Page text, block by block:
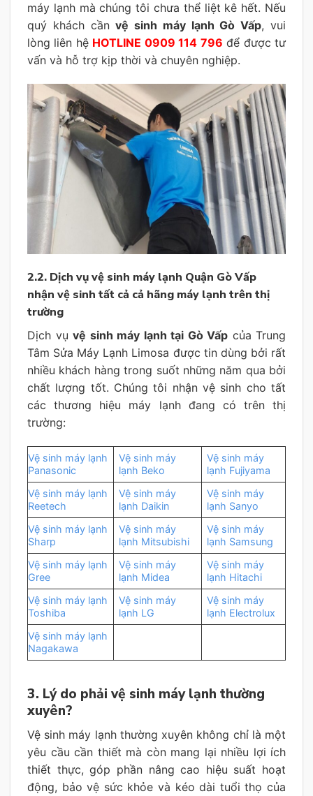
máy lạnh mà chúng tôi chưa thể liệt kê hết. Nếu
quý khách cầnvệ sinh máy lạnh Gò Vấp, vui
lòng liên hệ HOTLINE 0909 114 796 để được tư
vấn và hỗ trợ kịp thời và chuyên nghiệp.
2.2. Dịch vụ vệ sinh máy lạnh Quận Gò Vấp
nhận vệ sinh tất cả cả hãng máy lạnh trên thị
trường
Dịch vụ vệ sinh máy lạnh tại Gò Vấp của Trung
Tâm Sửa Máy Lạnh Limosa được tin dùng bởi rất
nhiều khách hàng trong suốt những năm qua bởi
chất lượng tốt. Chúng tôi nhận vệ sinh cho tất
các thương hiệu máy lạnh đang có trên thị
trường:
Vệ sinh máy lạnh
Panasonic
Vệ sinh máy
lạnh Beko
Vệ sinh máy
lạnh Fujiyama
Vệ sinh máy lạnh
Reetech
Vệ sinh máy
lạnh Daikin
Vệ sinh máy
lạnh Sanyo
Vệ sinh máy lạnh
Sharp
Vệ sinh máy
lạnh Mitsubishi
Vệ sinh máy
lạnh Samsung
Vệ sinh máy lạnh
Gree
Vệ sinh máy
lạnh Midea
Vệ sinh máy
lạnh Hitachi
Vệ sinh máy lạnh
Toshiba
Vệ sinh máy
lạnh LG
Vệ sinh máy
lạnh Electrolux
Vệ sinh máy lạnh
Nagakawa
3. Lý do phải vệ sinh máy lạnh thường
xuyên?
Vệ sinh máy lạnh thường xuyên không chỉ là một
yêu cầu cần thiết mà còn mang lại nhiều lợi ích
thiết thực, góp phần nâng cao hiệu suất hoạt
động, bảo vệ sức khỏe và kéo dài tuổi thọ của